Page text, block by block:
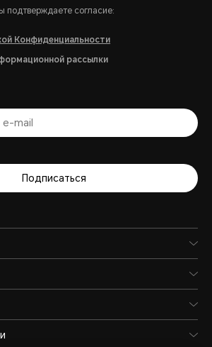
подтверждаете согласие:
Конфиденциальности
рассылки
Подписаться